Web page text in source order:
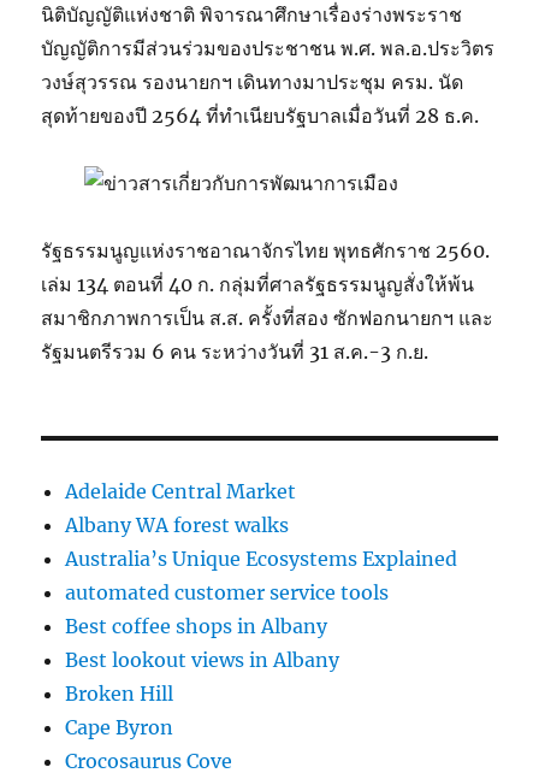
นิติบัญญัติแห่งชาติ พิจารณาศึกษาเรื่องร่างพระราช
บัญญัติการมีส่วนร่วมของประชาชน พ.ศ. พล.อ.ประวิตร
วงษ์สุวรรณ รองนายกฯ เดินทางมาประชุม ครม. นัด
สุดท้ายของปี 2564 ที่ทำเนียบรัฐบาลเมื่อวันที่ 28 ธ.ค.
รัฐธรรมนูญแห่งราชอาณาจักรไทย พุทธศักราช 2560.
เล่ม 134 ตอนที่ 40 ก. กลุ่มที่ศาลรัฐธรรมนูญสั่งให้พ้น
สมาชิกภาพการเป็น ส.ส. ครั้งที่สอง ซักฟอกนายกฯ และ
รัฐมนตรีรวม 6 คน ระหว่างวันที่ 31 ส.ค.-3 ก.ย.
Adelaide Central Market
Albany WA forest walks
Australia’s Unique Ecosystems Explained
automated customer service tools
Best coffee shops in Albany
Best lookout views in Albany
Broken Hill
Cape Byron
Crocosaurus Cove